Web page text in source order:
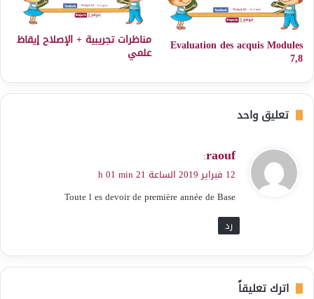
Evaluation des acquis Modules
7,8
مناظرات تجريبية + الإصلاح إيقاظ
علمي
تعليق واحد
ي
ق
ل
raouf
:
12 فبراير 2019 الساعة 21 h 01 min
Toute l es devoir de première année de Base
رد
اترك تعليقاً